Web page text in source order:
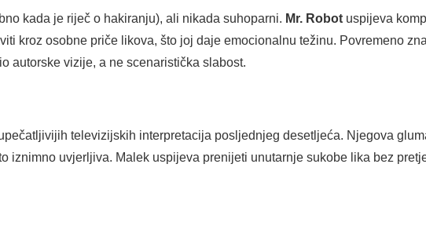
kada je riječ o hakiranju), ali nikada suhoparni. Mr. Robot uspijeva
kroz osobne priče likova, što joj daje emocionalnu težinu. Povremeno
autorske vizije, a ne scenaristička slabost.
televizijskih interpretacija posljednjeg desetljeća. Njegova
iznimno uvjerljiva. Malek uspijeva prenijeti unutarnje sukobe lika bez